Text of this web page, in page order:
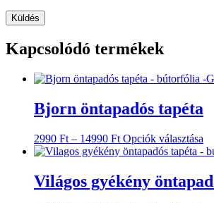
Kapcsolódó termékek
Bjorn öntapadós tapéta
2990 Ft – 14990 FtÁrtartomány:
2990 Ft
14990 Ft
Opciók választása
a
Világos gyékény